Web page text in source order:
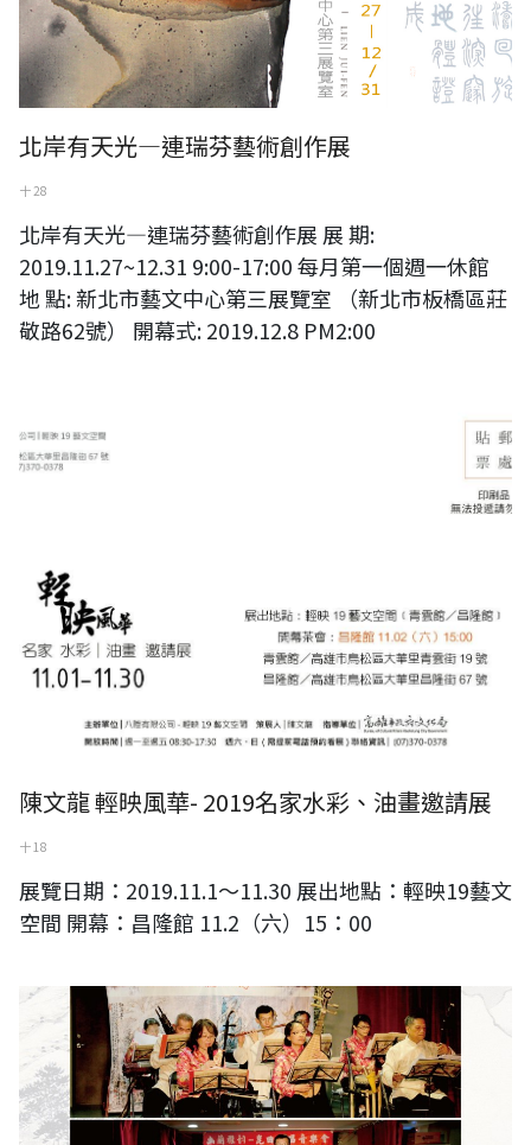
北岸有天光—連瑞芬藝術創作展
十 28
北岸有天光—連瑞芬藝術創作展 展 期:
2019.11.27~12.31 9:00-17:00 每月第一個週一休館
地 點: 新北市藝文中心第三展覽室 （新北市板橋區莊
敬路62號） 開幕式: 2019.12.8 PM2:00
陳文龍 輕映風華- 2019名家水彩、油畫邀請展
十 18
展覽日期：2019.11.1～11.30 展出地點：輕映19藝文
空間 開幕：昌隆館 11.2（六）15：00
2019年崑曲年度展演「幽蘭雅韵」清唱音樂會